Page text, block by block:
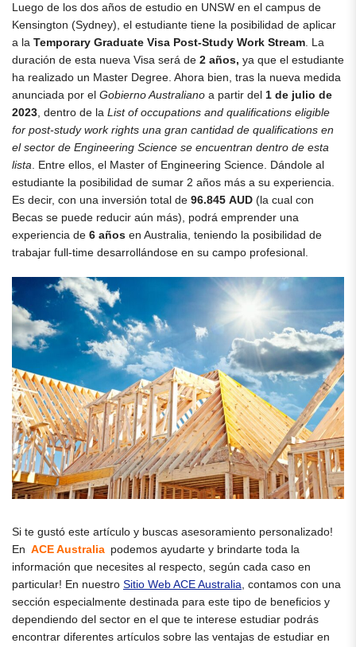
Luego de los dos años de estudio en UNSW en el campus de
Kensington (Sydney), el estudiante tiene la posibilidad de aplicar
a la Temporary Graduate Visa Post-Study Work Stream. La
duración de esta nueva Visa será de 2 años, ya que el estudiante
ha realizado un Master Degree. Ahora bien, tras la nueva medida
anunciada por el Gobierno Australiano a partir del 1 de julio de
2023, dentro de la List of occupations and qualifications eligible
for post-study work rights una gran cantidad de qualifications en
el sector de Engineering Science se encuentran dentro de esta
lista. Entre ellos, el Master of Engineering Science. Dándole al
estudiante la posibilidad de sumar 2 años más a su experiencia.
Es decir, con una inversión total de 96.845 AUD (la cual con
Becas se puede reducir aún más), podrá emprender una
experiencia de 6 años en Australia, teniendo la posibilidad de
trabajar full-time desarrollándose en su campo profesional.
Si te gustó este artículo y buscas asesoramiento personalizado!
En ACE Australia podemos ayudarte y brindarte toda la
información que necesites al respecto, según cada caso en
particular! En nuestro Sitio Web ACE Australia , contamos con una
sección especialmente destinada para este tipo de beneficios y
dependiendo del sector en el que te interese estudiar podrás
encontrar diferentes artículos sobre las ventajas de estudiar en